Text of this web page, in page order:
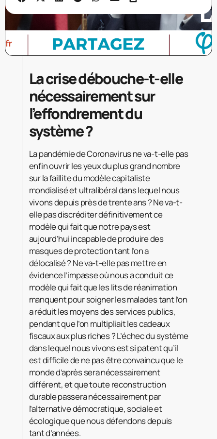
La crise débouche-t-elle
nécessairement sur
l’effondrement du
système ?
La pandémie de Coronavirus ne va-t-elle pas
enfin ouvrir les yeux du plus grand nombre
sur la faillite du modèle capitaliste
mondialisé et ultralibéral dans lequel nous
vivons depuis près de trente ans ? Ne va-t-
elle pas discréditer définitivement ce
modèle qui fait que notre pays est
aujourd’hui incapable de produire des
masques de protection tant l’on a
délocalisé ? Ne va-t-elle pas mettre en
évidence l’impasse où nous a conduit ce
modèle qui fait que les lits de réanimation
manquent pour soigner les malades tant l’on
a réduit les moyens des services publics,
pendant que l’on multipliait les cadeaux
fiscaux aux plus riches ? L’échec du système
dans lequel nous vivons est si patent qu’il
est difficile de ne pas être convaincu que le
monde d’après sera nécessairement
différent, et que toute reconstruction
durable passera nécessairement par
l’alternative démocratique, sociale et
écologique que nous défendons depuis
tant d’années.